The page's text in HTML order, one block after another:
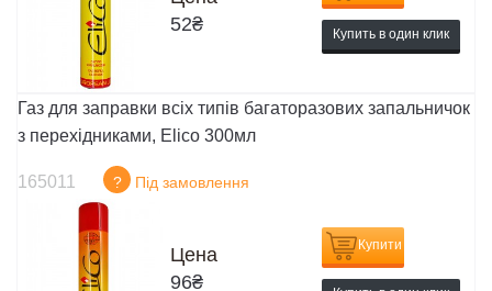
52₴ Купить в один клик
Газ для заправки всіх типів багаторазових запальничок
з перехідниками, Elico 300мл
165011 ? Під замовлення
Цена
96₴
Купити